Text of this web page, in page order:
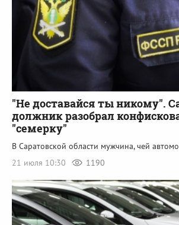
"Не доставайся ты никому".
должник разобрал
"семерку"
В Саратовской области мужчина, чей
21 июля 10:30
1190